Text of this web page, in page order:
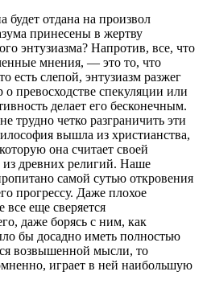
будет отдана на произвол
принесены в жертву
энтузиазма? Напротив, все, что
мнения, — это то, что
есть слепой, энтузиазм разжег
о превосходстве спекуляции или
делает его бесконечным.
трудно четко разграничить эти
вышла из христианства,
она считает своей
древних религий. Наше
самой сутью откровения
прогрессу. Даже плохое
еще сверяется
даже борясь с ним, как
бы досадно иметь полностью
возвышенной мысли, то
играет в ней наибольшую